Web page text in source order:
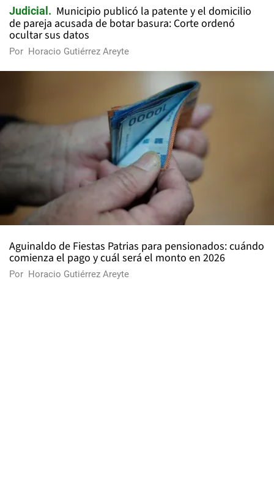
Judicial
Municipio publicó la patente y el domicilio
de pareja acusada de botar basura: Corte ordenó
ocultar sus datos
Por Horacio Gutiérrez Areyte
Aguinaldo de Fiestas Patrias para pensionados: cuándo
comienza el pago y cuál será el monto en 2026
Por Horacio Gutiérrez Areyte